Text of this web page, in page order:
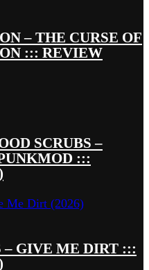
– THE CURSE OF
::: REVIEW
SCRUBS –
:::
– GIVE ME DIRT :::